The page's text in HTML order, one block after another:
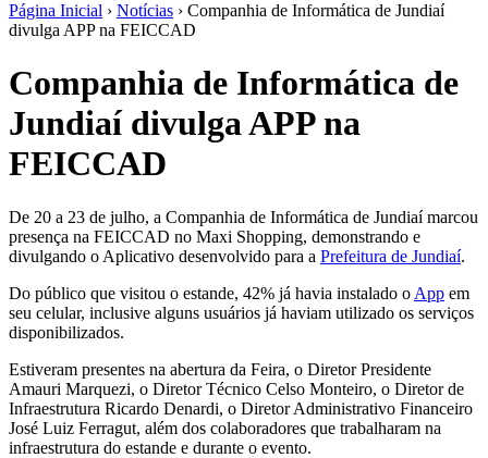
Página Inicial › Notícias › Companhia de Informática de Jundiaí
divulga APP na FEICCAD
Companhia de Informática de
Jundiaí divulga APP na
FEICCAD
De 20 a 23 de julho, a Companhia de Informática de Jundiaí marcou
presença na FEICCAD no Maxi Shopping, demonstrando e
divulgando o Aplicativo desenvolvido para a Prefeitura de Jundiaí.
Do público que visitou o estande, 42% já havia instalado o App em
seu celular, inclusive alguns usuários já haviam utilizado os serviços
disponibilizados.
Estiveram presentes na abertura da Feira, o Diretor Presidente
Amauri Marquezi, o Diretor Técnico Celso Monteiro, o Diretor de
Infraestrutura Ricardo Denardi, o Diretor Administrativo Financeiro
José Luiz Ferragut, além dos colaboradores que trabalharam na
infraestrutura do estande e durante o evento.